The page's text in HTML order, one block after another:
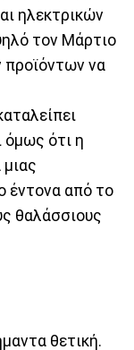
ηλεκτρικών
τον Μάρτιο
προϊόντων να
όμως ότι η
μιας
έντονα από το
θαλάσσιους
θετική.